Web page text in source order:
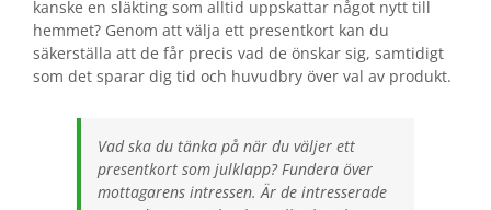
kanske en släkting som alltid uppskattar något nytt till
hemmet? Genom att välja ett presentkort kan du
säkerställa att de får precis vad de önskar sig, samtidigt
som det sparar dig tid och huvudbry över val av produkt.
Vad ska du tänka på när du väljer ett
presentkort som julklapp? Fundera över
mottagarens intressen. Är de intresserade